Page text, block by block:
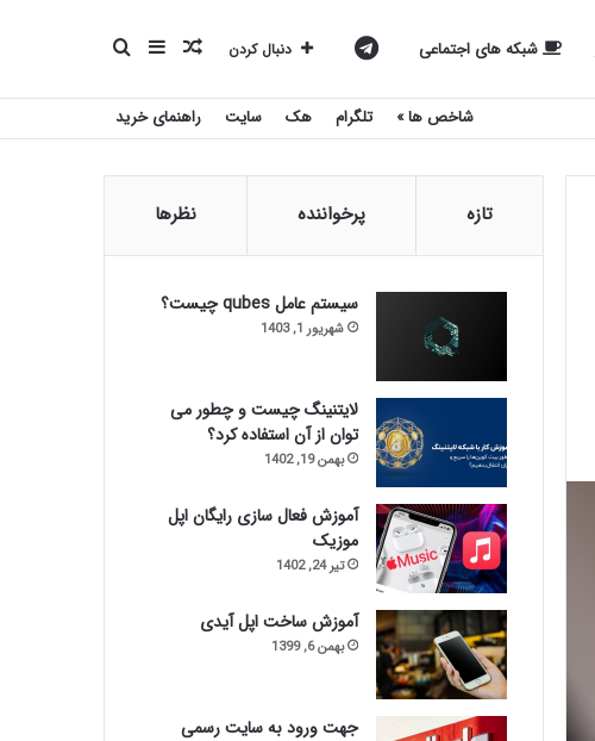
شبکه های اجتماعی کانال
تلگرام
اسکریپت
جستجو
برای
سایدبارنوشته
تصادفی
دنبال کردن
شاخص ها » تلگرام هک سایت راهنمای خرید
تازه پرخواننده نظرها
سیستم عامل qubes چیست؟
شهریور 1, 1403
لایتنینگ چیست و چطور می
توان از آن استفاده کرد؟
بهمن 19, 1402
آموزش فعال سازی رایگان اپل
موزیک
تیر 24, 1402
آموزش ساخت اپل آیدی
بهمن 6, 1399
جهت ورود به سایت رسمی